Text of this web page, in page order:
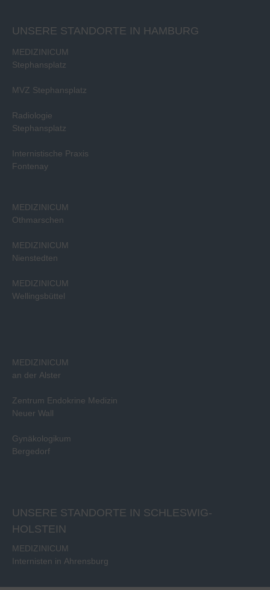
UNSERE STANDORTE IN HAMBURG
MEDIZINICUM
Stephansplatz
MVZ Stephansplatz
Radiologie
Stephansplatz
Internistische Praxis
Fontenay
MEDIZINICUM
Othmarschen
MEDIZINICUM
Nienstedten
MEDIZINICUM
Wellingsbüttel
MEDIZINICUM
an der Alster
Zentrum Endokrine Medizin
Neuer Wall
Gynäkologikum
Bergedorf
UNSERE STANDORTE IN SCHLESWIG-
HOLSTEIN
MEDIZINICUM
Internisten in Ahrensburg